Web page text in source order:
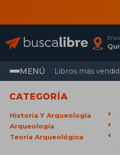
MENÚ Libros más
CATEGORÍA
Historia Y Arqueología
Arqueología
Teoría Arqueológica